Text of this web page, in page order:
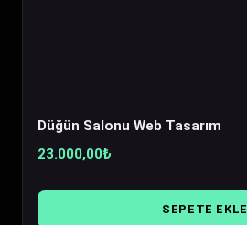
Düğün Salonu Web Tasarım
23.000,00₺
SEPETE EKLE